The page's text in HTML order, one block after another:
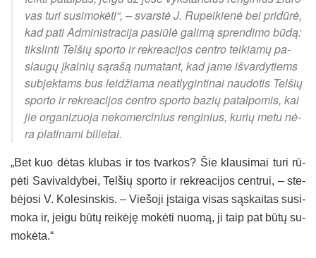
vas tu­ri su­si­mo­kė­ti“, – svars­tė J. Ru­pei­kie­nė bei pri­dū­rė,
kad pa­ti Ad­mi­nist­ra­ci­ja pa­siū­lė ga­li­mą spren­di­mo bū­dą:
tiks­lin­ti Tel­šių spor­to ir rek­rea­ci­jos cent­ro tei­kia­mų pa­
slau­gų įkai­nių są­ra­šą nu­ma­tant, kad ja­me iš­var­dy­tiems
su­bjek­tams bus lei­džia­ma neat­ly­gin­ti­nai nau­do­tis Tel­šių
spor­to ir rek­rea­ci­jos cent­ro spor­to ba­zių pa­tal­po­mis, kai
jie or­ga­ni­zuo­ja ne­ko­mer­ci­nius ren­gi­nius, ku­rių me­tu nė­
ra pla­ti­na­mi bi­lie­tai.
„Bet kuo dė­tas klu­bas ir tos tvar­kos? Šie klau­si­mai tu­ri rū­
pė­ti Sa­vi­val­dy­bei, Tel­šių spor­to ir rek­rea­ci­jos cent­rui, – ste­
bė­jo­si V. Ko­le­sins­kis. – Vie­šo­ji įstai­ga vi­sas są­skai­tas su­si­
mo­ka ir, jei­gu bū­tų rei­kė­ję mo­kė­ti nuo­mą, ji taip pat bū­tų su­
mo­kė­ta.“